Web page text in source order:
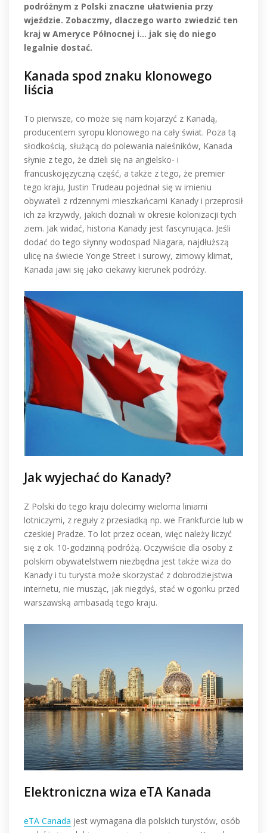
podróżnym z Polski znaczne ułatwienia przy
wjeździe. Zobaczmy, dlaczego warto zwiedzić ten
kraj w Ameryce Północnej i… jak się do niego
legalnie dostać.
Kanada spod znaku klonowego
liścia
To pierwsze, co może się nam kojarzyć z Kanadą,
producentem syropu klonowego na cały świat. Poza tą
słodkością, służącą do polewania naleśników, Kanada
słynie z tego, że dzieli się na angielsko- i
francuskojęzyczną część, a także z tego, że premier
tego kraju, Justin Trudeau pojednał się w imieniu
obywateli z rdzennymi mieszkańcami Kanady i przeprosił
ich za krzywdy, jakich doznali w okresie kolonizacji tych
ziem. Jak widać, historia Kanady jest fascynująca. Jeśli
dodać do tego słynny wodospad Niagara, najdłuższą
ulicę na świecie Yonge Street i surowy, zimowy klimat,
Kanada jawi się jako ciekawy kierunek podróży.
Jak wyjechać do Kanady?
Z Polski do tego kraju dolecimy wieloma liniami
lotniczymi, z reguły z przesiadką np. we Frankfurcie lub w
czeskiej Pradze. To lot przez ocean, więc należy liczyć
się z ok. 10-godzinną podróżą. Oczywiście dla osoby z
polskim obywatelstwem niezbędna jest także wiza do
Kanady i tu turysta może skorzystać z dobrodziejstwa
internetu, nie musząc, jak niegdyś, stać w ogonku przed
warszawską ambasadą tego kraju.
Elektroniczna wiza eTA Kanada
eTA Canada jest wymagana dla polskich turystów, osób